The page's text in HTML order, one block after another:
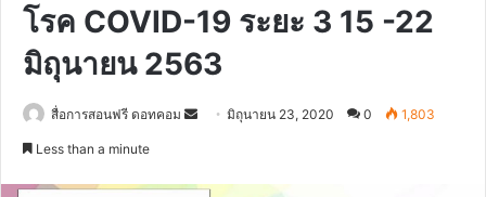
โรค COVID-19 ระยะ 3 15 -22
มิถุนายน 2563
สื่อการสอนฟรี ดอทคอม
Sendมิถุนายน 23, 2020 0 1,803
Less than a minute